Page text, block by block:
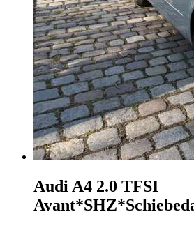
Audi A4 2.0 TFSI